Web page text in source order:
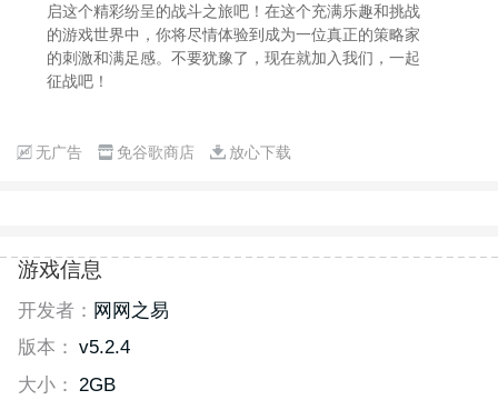
启这个精彩纷呈的战斗之旅吧！在这个充满乐趣和挑战
的游戏世界中，你将尽情体验到成为一位真正的策略家
的刺激和满足感。不要犹豫了，现在就加入我们，一起
征战吧！
无广告 免谷歌商店 放心下载
游戏信息
开发者： 网网之易
版本： v5.2.4
大小： 2GB